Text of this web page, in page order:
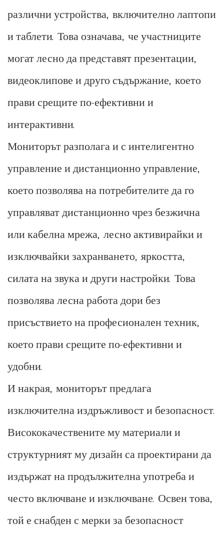
различни устройства, включително лаптопи
и таблети. Това означава, че участниците
могат лесно да представят презентации,
видеоклипове и друго съдържание, което
прави срещите по-ефективни и
интерактивни.
Мониторът разполага и с интелигентно
управление и дистанционно управление,
което позволява на потребителите да го
управляват дистанционно чрез безжична
или кабелна мрежа, лесно активирайки и
изключвайки захранването, яркостта,
силата на звука и други настройки. Това
позволява лесна работа дори без
присъствието на професионален техник,
което прави срещите по-ефективни и
удобни.
И накрая, мониторът предлага
изключителна издръжливост и безопасност.
Висококачествените му материали и
структурният му дизайн са проектирани да
издържат на продължителна употреба и
често включване и изключване. Освен това,
той е снабден с мерки за безопасност